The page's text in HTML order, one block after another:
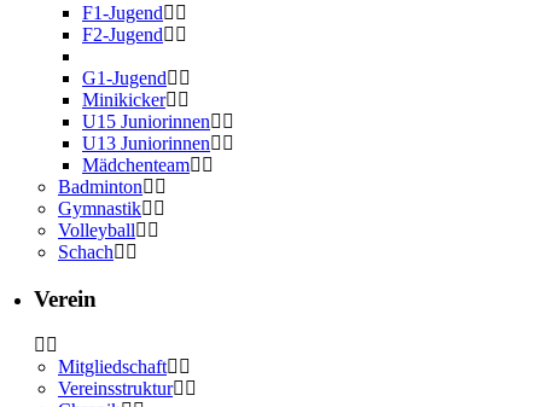
F1-Jugend
F2-Jugend
G1-Jugend
Minikicker
U15 Juniorinnen
U13 Juniorinnen
Mädchenteam
Badminton
Gymnastik
Volleyball
Schach
Verein
Mitgliedschaft
Vereinsstruktur